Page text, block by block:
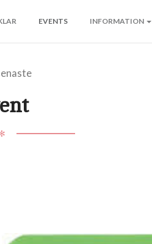
EVENTS INFORMATION